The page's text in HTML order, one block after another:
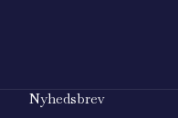
Nyhedsbrev